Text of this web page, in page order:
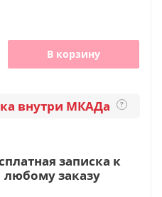
В корзину
внутри МКАДа ?
записка к
любому заказу